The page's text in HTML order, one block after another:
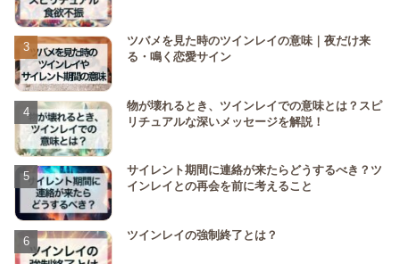
ツバメを見た時のツインレイの意味｜夜だけ来
る・鳴く恋愛サイン
物が壊れるとき、ツインレイでの意味とは？スピ
リチュアルな深いメッセージを解説！
サイレント期間に連絡が来たらどうするべき？ツ
インレイとの再会を前に考えること
ツインレイの強制終了とは？